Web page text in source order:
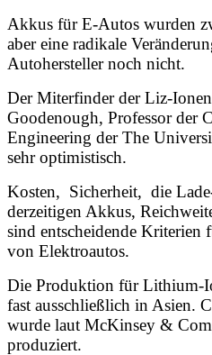
Akkus für E-Autos wurden
aber eine radikale
Autohersteller noch nicht.
Der Miterfinder der Liz-
Goodenough, Professor der
Engineering der The
sehr optimistisch.
Kosten, Sicherheit, die
derzeitigen Akkus,
sind entscheidende Kriterien
von Elektroautos.
Die Produktion für Lithium-
fast aus­schließ­lich in Asien.
wurde laut McKinsey &
produziert.